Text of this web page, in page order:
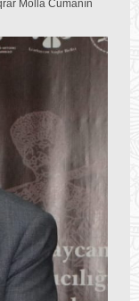
Molla Cumanın